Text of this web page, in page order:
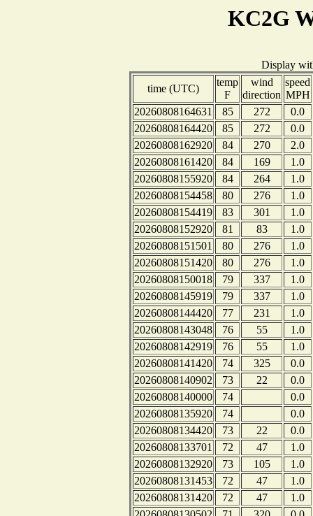
KC2G
Display
time (UTC)
temp
F
wind
direction
speed
MPH
20260808164631
85 272
0.0
20260808164420
85 272
0.0
20260808162920
84 270
2.0
20260808161420
84 169
1.0
20260808155920
84 264
1.0
20260808154458
80 276
1.0
20260808154419
83 301
1.0
20260808152920
81 83
1.0
20260808151501
80 276
1.0
20260808151420
80 276
1.0
20260808150018
79 337
1.0
20260808145919
79 337
1.0
20260808144420
77 231
1.0
20260808143048
76 55
1.0
20260808142919
76 55
1.0
20260808141420
74 325
0.0
20260808140902
73 22
0.0
20260808140000
74
0.0
20260808135920
74
0.0
20260808134420
73 22
0.0
20260808133701
72 47
1.0
20260808132920
73 105
1.0
20260808131453
72 47
1.0
20260808131420
72 47
1.0